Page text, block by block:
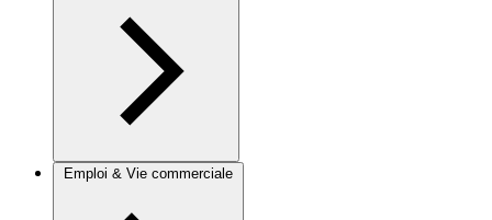
Emploi & Vie commerciale